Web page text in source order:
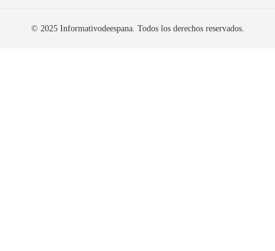
© 2025 Informativodeespana. Todos los derechos reservados.